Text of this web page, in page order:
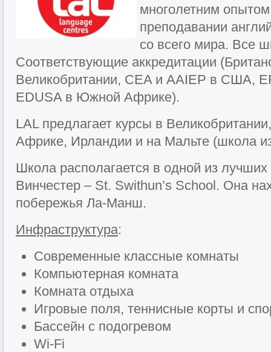
многолетним
преподавании
со всего мира. Все
Соответствующие аккредитации
Великобритании, CEA и AAIEP в США,
EDUSA в Южной Африке).
LAL предлагает курсы в
Африке, Ирландии и на Мальте (школа
Школа располагается в одной из
Винчестер – St. Swithun’s School. Она
побережья Ла-Манш.
Инфраструктура:
Современные классные комнаты
Компьютерная комната
Комната отдыха
Игровые поля, теннисные корты и
Бассейн с подогревом
Wi-Fi